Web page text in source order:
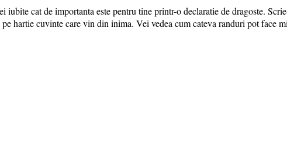
iubite cat de importanta este pentru tine printr-o declaratie de dragoste.
hartie cuvinte care vin din inima. Vei vedea cum cateva randuri pot face